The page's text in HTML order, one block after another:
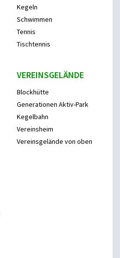
Kegeln
Schwimmen
Tennis
Tischtennis
VEREINSGELÄNDE
Blockhütte
Generationen Aktiv-Park
Kegelbahn
Vereinsheim
Vereinsgelände von oben